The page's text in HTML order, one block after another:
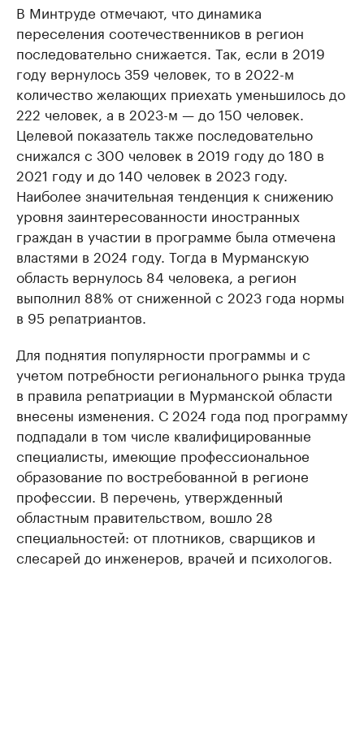
В Минтруде отмечают, что динамика
переселения соотечественников в регион
последовательно снижается. Так, если в 2019
году вернулось 359 человек, то в 2022-м
количество желающих приехать уменьшилось до
222 человек, а в 2023-м — до 150 человек.
Целевой показатель также последовательно
снижался с 300 человек в 2019 году до 180 в
2021 году и до 140 человек в 2023 году.
Наиболее значительная тенденция к снижению
уровня заинтересованности иностранных
граждан в участии в программе была отмечена
властями в 2024 году. Тогда в Мурманскую
область вернулось 84 человека, а регион
выполнил 88% от сниженной с 2023 года нормы
в 95 репатриантов.
Для поднятия популярности программы и с
учетом потребности регионального рынка труда
в правила репатриации в Мурманской области
внесены изменения. С 2024 года под программу
подпадали в том числе квалифицированные
специалисты, имеющие профессиональное
образование по востребованной в регионе
профессии. В перечень, утвержденный
областным правительством, вошло 28
специальностей: от плотников, сварщиков и
слесарей до инженеров, врачей и психологов.